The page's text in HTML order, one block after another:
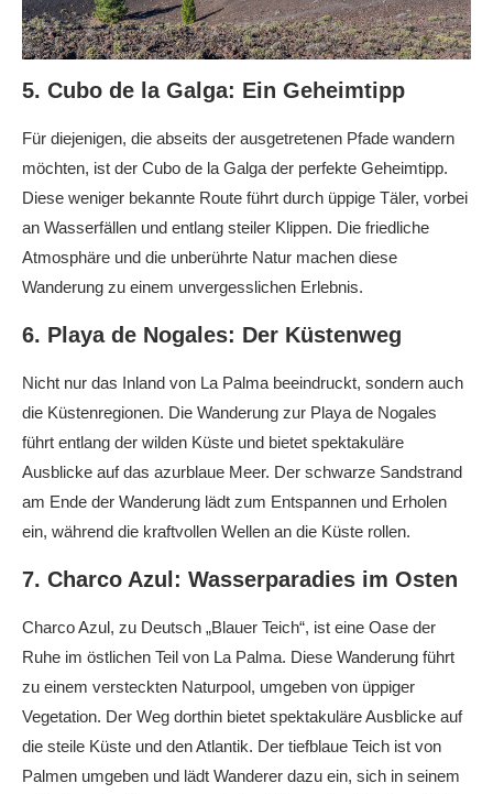
5. Cubo de la Galga: Ein Geheimtipp
Für diejenigen, die abseits der ausgetretenen Pfade wandern
möchten, ist der Cubo de la Galga der perfekte Geheimtipp.
Diese weniger bekannte Route führt durch üppige Täler, vorbei
an Wasserfällen und entlang steiler Klippen. Die friedliche
Atmosphäre und die unberührte Natur machen diese
Wanderung zu einem unvergesslichen Erlebnis.
6. Playa de Nogales: Der Küstenweg
Nicht nur das Inland von La Palma beeindruckt, sondern auch
die Küstenregionen. Die Wanderung zur Playa de Nogales
führt entlang der wilden Küste und bietet spektakuläre
Ausblicke auf das azurblaue Meer. Der schwarze Sandstrand
am Ende der Wanderung lädt zum Entspannen und Erholen
ein, während die kraftvollen Wellen an die Küste rollen.
7. Charco Azul: Wasserparadies im Osten
Charco Azul, zu Deutsch „Blauer Teich“, ist eine Oase der
Ruhe im östlichen Teil von La Palma. Diese Wanderung führt
zu einem versteckten Naturpool, umgeben von üppiger
Vegetation. Der Weg dorthin bietet spektakuläre Ausblicke auf
die steile Küste und den Atlantik. Der tiefblaue Teich ist von
Palmen umgeben und lädt Wanderer dazu ein, sich in seinem